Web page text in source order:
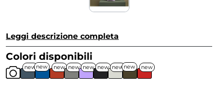
Leggi descrizione completa
Colori disponibili
new new new new new new new new new